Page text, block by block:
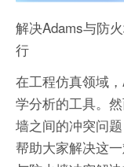
解决Adams与防
行
在工程仿真领域
学分析的工具。
墙之间的冲突问
帮助大家解决这